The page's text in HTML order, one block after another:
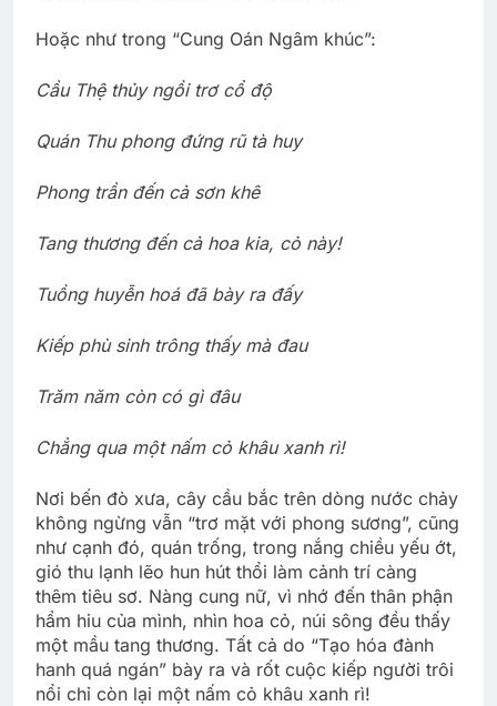
Hoặc như trong “Cung Oán Ngâm khúc”:
Cầu Thệ thủy ngồi trơ cổ độ
Quán Thu phong đứng rũ tà huy
Phong trần đến cả sơn khê
Tang thương đến cả hoa kia, cỏ này!
Tuồng huyễn hoá đã bày ra đấy
Kiếp phù sinh trông thấy mà đau
Trăm năm còn có gì đâu
Chẳng qua một nấm cỏ khâu xanh rì!
Nơi bến đò xưa, cây cầu bắc trên dòng nước chảy
không ngừng vẫn “trơ mặt với phong sương”, cũng
như cạnh đó, quán trống, trong nắng chiều yếu ớt,
gió thu lạnh lẽo hun hút thổi làm cảnh trí càng
thêm tiêu sơ. Nàng cung nữ, vì nhớ đến thân phận
hẩm hiu của mình, nhìn hoa cỏ, núi sông đều thấy
một mầu tang thương. Tất cả do “Tạo hóa đành
hanh quá ngán” bày ra và rốt cuộc kiếp người trôi
nổi chỉ còn lại một nấm cỏ khâu xanh rì!